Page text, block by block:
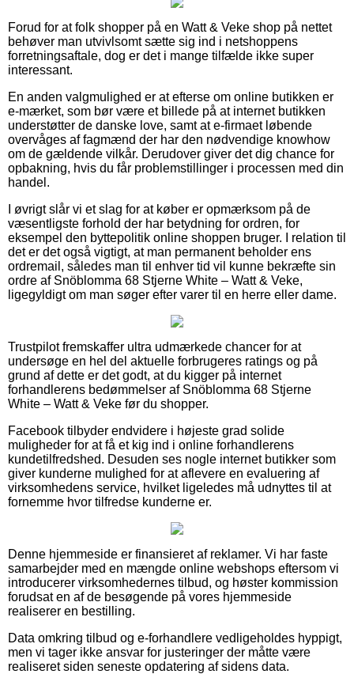
Forud for at folk shopper på en Watt & Veke shop på nettet
behøver man utvivlsomt sætte sig ind i netshoppens
forretningsaftale, dog er det i mange tilfælde ikke super
interessant.
En anden valgmulighed er at efterse om online butikken er
e-mærket, som bør være et billede på at internet butikken
understøtter de danske love, samt at e-firmaet løbende
overvåges af fagmænd der har den nødvendige knowhow
om de gældende vilkår. Derudover giver det dig chance for
opbakning, hvis du får problemstillinger i processen med din
handel.
I øvrigt slår vi et slag for at køber er opmærksom på de
væsentligste forhold der har betydning for ordren, for
eksempel den byttepolitik online shoppen bruger. I relation til
det er det også vigtigt, at man permanent beholder ens
ordremail, således man til enhver tid vil kunne bekræfte sin
ordre af Snöblomma 68 Stjerne White – Watt & Veke,
ligegyldigt om man søger efter varer til en herre eller dame.
Trustpilot fremskaffer ultra udmærkede chancer for at
undersøge en hel del aktuelle forbrugeres ratings og på
grund af dette er det godt, at du kigger på internet
forhandlerens bedømmelser af Snöblomma 68 Stjerne
White – Watt & Veke før du shopper.
Facebook tilbyder endvidere i højeste grad solide
muligheder for at få et kig ind i online forhandlerens
kundetilfredshed. Desuden ses nogle internet butikker som
giver kunderne mulighed for at aflevere en evaluering af
virksomhedens service, hvilket ligeledes må udnyttes til at
fornemme hvor tilfredse kunderne er.
Denne hjemmeside er finansieret af reklamer. Vi har faste
samarbejder med en mængde online webshops eftersom vi
introducerer virksomhedernes tilbud, og høster kommission
forudsat en af de besøgende på vores hjemmeside
realiserer en bestilling.
Data omkring tilbud og e-forhandlere vedligeholdes hyppigt,
men vi tager ikke ansvar for justeringer der måtte være
realiseret siden seneste opdatering af sidens data.